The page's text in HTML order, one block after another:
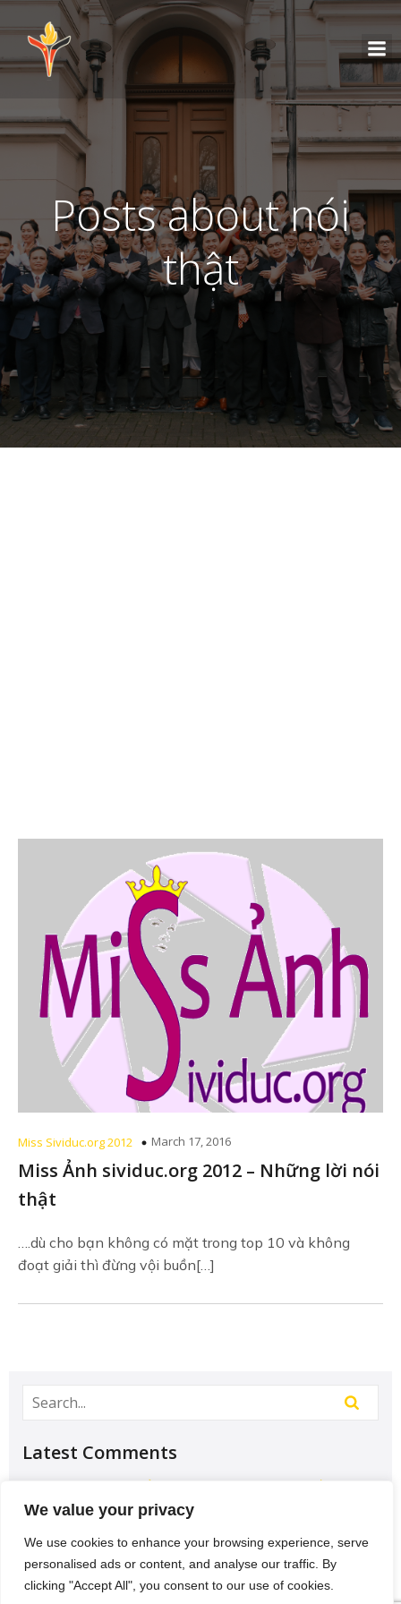
We value your privacy
We use cookies to enhance your browsing experience, serve
personalised ads or content, and analyse our traffic. By
clicking "Accept All", you consent to our use of cookies.
Posts about nói
thật
Miss Sividuc.org 2012 March 17, 2016
Miss Ảnh sividuc.org 2012 – Những lời nói
thật
….dù cho bạn không có mặt trong top 10 và không
đoạt giải thì đừng vội buồn[…]
Latest Comments
Học Đại học để có tương lai hơn? – Chưa chắc –
Sividuc.orgonChọn ngành học: sinh viên IT và
12/08/2016
[…] lại thì lại thiếu các kĩ năng của một người